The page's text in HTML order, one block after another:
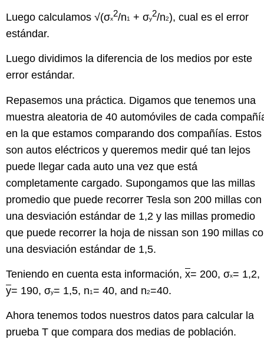
Luego calculamos √(σx
2/n1 + σy
2/n2), cual es el error
estándar.
Luego dividimos la diferencia de los medios por este
error estándar.
Repasemos una práctica. Digamos que tenemos una
muestra aleatoria de 40 automóviles de cada
en la que estamos comparando dos compañías. Estos
son autos eléctricos y queremos medir qué tan lejos
puede llegar cada auto una vez que está
completamente cargado. Supongamos que las millas
promedio que puede recorrer Tesla son 200 millas con
una desviación estándar de 1,2 y las millas promedio
que puede recorrer la hoja de nissan son 190 millas
una desviación estándar de 1,5.
Teniendo en cuenta esta información, x= 200, σx= 1,2,
y= 190, σy= 1,5, n1= 40, and n2=40.
Ahora tenemos todos nuestros datos para calcular la
prueba T que compara dos medias de población.